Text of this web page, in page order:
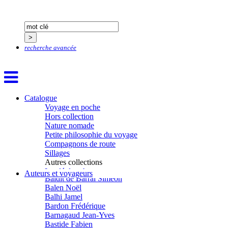
recherche avancée
Catalogue
Voyage en poche
Hors collection
Nature nomade
Petite philosophie du voyage
Compagnons de route
Sillages
Autres collections
La clé des champs
Chemins d’étoiles
Visions
Auteurs et voyageurs
Allano Joël
Allix Stéphane
Apprill Christophe
Ardillier-Carras Françoise
Arnould Jacques
Arseniev Vladimir
Aubertel Pierre-Marie
Béjanin Emmanuel
Bérard Géraldine
Baldit de Barral Siméon
Balen Noël
Balhi Jamel
Bardon Frédérique
Barnagaud Jean-Yves
Bastide Fabien